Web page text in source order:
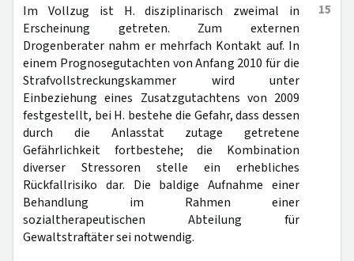
15
Im Vollzug ist H. disziplinarisch zweimal in
Erscheinung getreten. Zum externen
Drogenberater nahm er mehrfach Kontakt auf. In
einem Prognosegutachten von Anfang 2010 für die
Strafvollstreckungskammer wird unter
Einbeziehung eines Zusatzgutachtens von 2009
festgestellt, bei H. bestehe die Gefahr, dass dessen
durch die Anlasstat zutage getretene
Gefährlichkeit fortbestehe; die Kombination
diverser Stressoren stelle ein erhebliches
Rückfallrisiko dar. Die baldige Aufnahme einer
Behandlung im Rahmen einer
sozialtherapeutischen Abteilung für
Gewaltstraftäter sei notwendig.